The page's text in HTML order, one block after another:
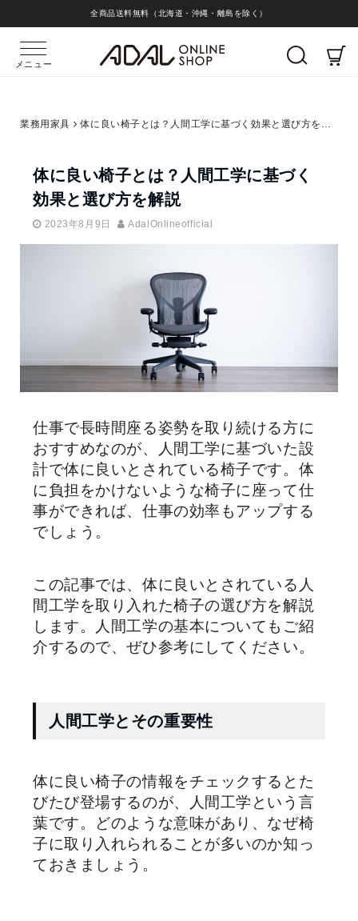
全商品送料無料（北海道・沖縄・離島を除く）
メニュー
業務用家具 体に良い椅子とは？人間工学に基づく効果と選び方を解説
体に良い椅子とは？人間工学に基づく
効果と選び方を解説
2023年8月9日 AdalOnlineofficial
仕事で長時間座る姿勢を取り続ける方に
おすすめなのが、人間工学に基づいた設
計で体に良いとされている椅子です。体
に負担をかけないような椅子に座って仕
事ができれば、仕事の効率もアップする
でしょう。
この記事では、体に良いとされている人
間工学を取り入れた椅子の選び方を解説
します。人間工学の基本についてもご紹
介するので、ぜひ参考にしてください。
人間工学とその重要性
体に良い椅子の情報をチェックするとた
びたび登場するのが、人間工学という言
葉です。どのような意味があり、なぜ椅
子に取り入れられることが多いのか知っ
ておきましょう。